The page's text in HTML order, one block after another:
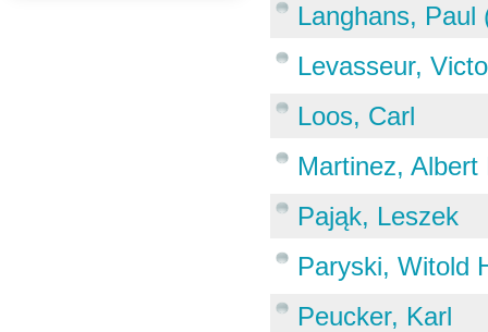
Langhans, Paul
Levasseur,
Loos, Carl
Martinez, Albert
Pająk, Leszek
Paryski, Witold
Peucker, Karl